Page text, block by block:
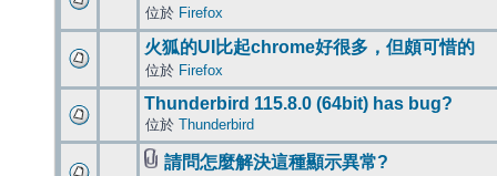
位於 Firefox
火狐的UI比起chrome好很多，但頗可惜的
位於 Firefox
Thunderbird 115.8.0 (64bit) has bug?
位於 Thunderbird
請問怎麼解決這種顯示異常?